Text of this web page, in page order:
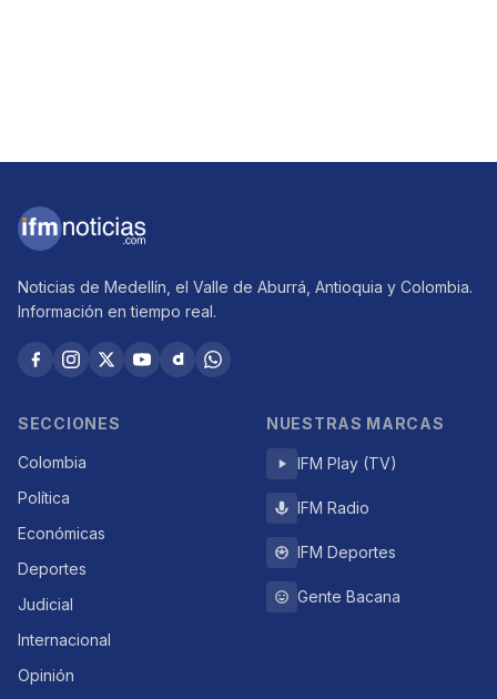
Noticias de Medellín, el Valle de Aburrá, Antioquia y Colombia.
Información en tiempo real.
SECCIONES
Colombia
Política
Económicas
Deportes
Judicial
Internacional
Opinión
NUESTRAS MARCAS
IFM Play (TV)
IFM Radio
IFM Deportes
Gente Bacana